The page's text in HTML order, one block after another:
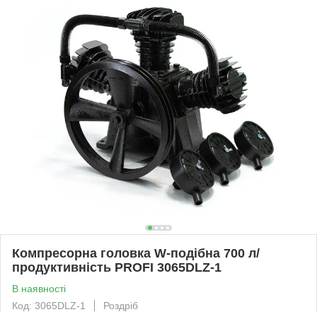
Компресорна головка W-подібна 700 л/
продуктивність PROFI 3065DLZ-1
В наявності
Код: 3065DLZ-1
Роздріб